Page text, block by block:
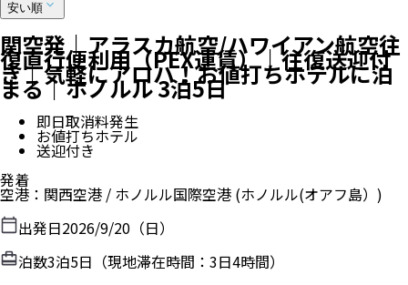
安い順
関空発｜アラスカ航空/ハワイアン航空往
復直行便利用（PEX運賃）｜往復送迎付
き｜気軽にアロハ！お値打ちホテルに泊
まる｜ホノルル 3泊5日
即日取消料発生
お値打ちホテル
送迎付き
発着
空港 ： 関西空港 / ホノルル国際空港 (ホノルル(オアフ島）)
出発日2026/9/20（日）
泊数3泊5日（現地滞在時間： 3日4時間）